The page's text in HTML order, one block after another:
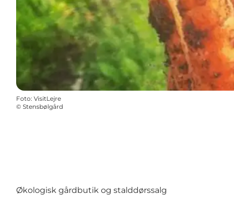
Foto: VisitLejre
© Stensbølgård
Økologisk gårdbutik og stalddørssalg